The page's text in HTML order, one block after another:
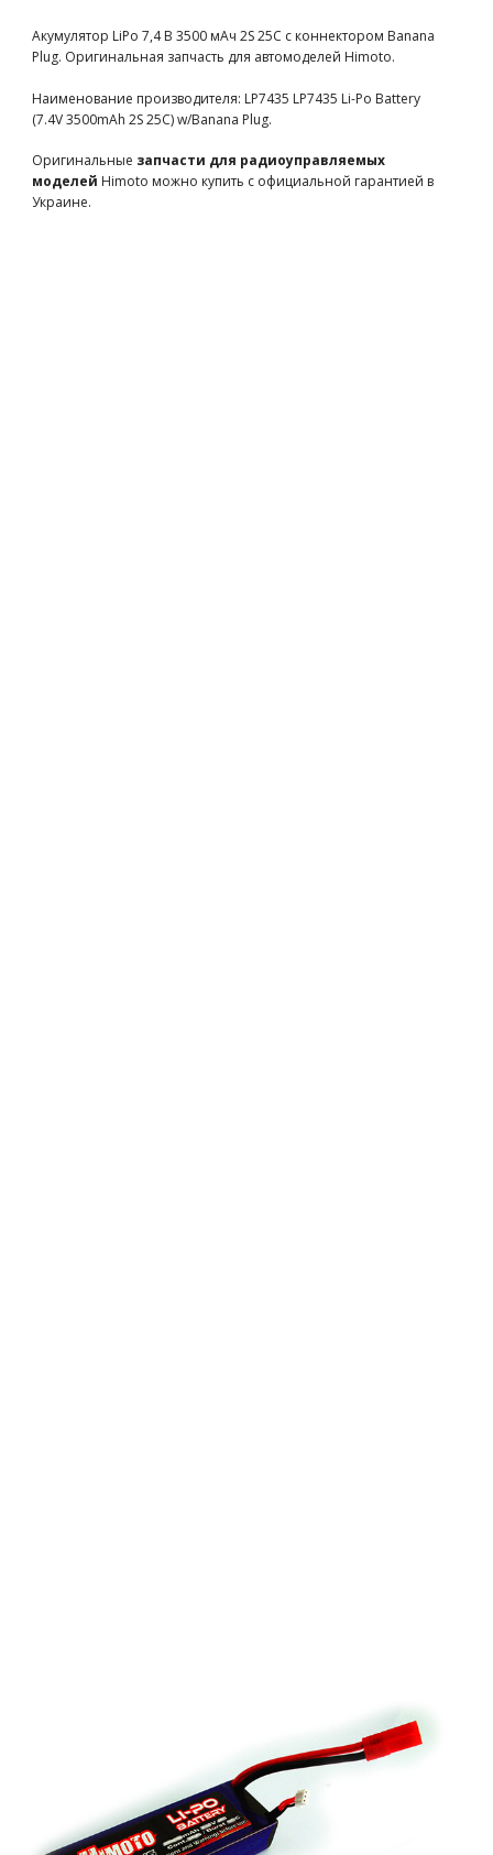
Акумулятор LiPo 7,4 В 3500 мАч 2S 25C с коннектором Banana
Plug. Оригинальная запчасть для автомоделей Himoto.
Наименование производителя: LP7435 LP7435 Li-Po Battery
(7.4V 3500mAh 2S 25C) w/Banana Plug.
Оригинальные запчасти для радиоуправляемых
моделей Himoto можно купить с официальной гарантией в
Украине.